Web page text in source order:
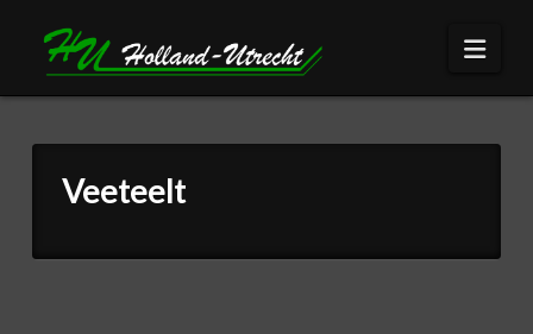
Veeteelt